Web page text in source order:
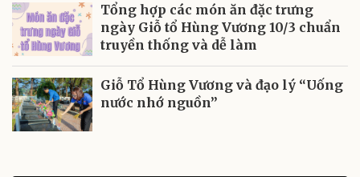
Tổng hợp các món ăn đặc trưng
ngày Giỗ tổ Hùng Vương 10/3 chuẩn
truyền thống và dễ làm
Giỗ Tổ Hùng Vương và đạo lý “Uống
nước nhớ nguồn”